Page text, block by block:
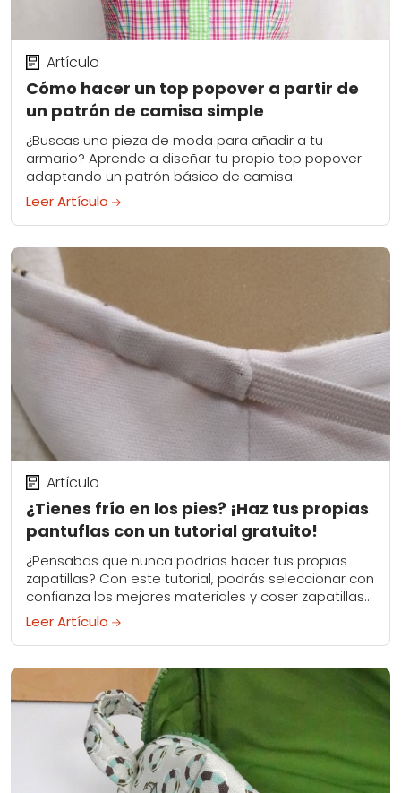
Cómo hacer un top popover a partir de
un patrón de camisa simple
Artículo
¿Buscas una pieza de moda para añadir a tu
armario? Aprende a diseñar tu propio top popover
adaptando un patrón básico de camisa.
Leer Artículo
¿Tienes frío en los pies? ¡Haz tus propias
pantuflas con un tutorial gratuito!
Artículo
¿Pensabas que nunca podrías hacer tus propias
zapatillas? Con este tutorial, podrás seleccionar con
confianza los mejores materiales y coser zapatillas
de estilo bailarina para mantener los dedos de los...
Leer Artículo